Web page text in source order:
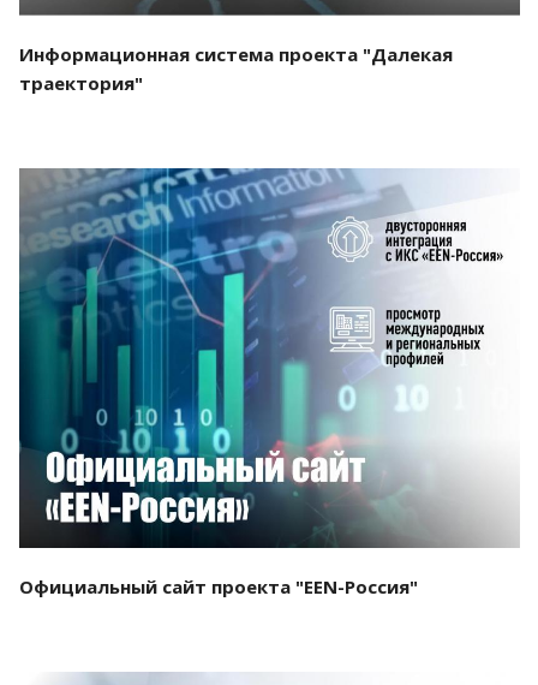
Информационная система проекта "Далекая
траектория"
Смотреть проект
Официальный сайт проекта "EEN-Россия"